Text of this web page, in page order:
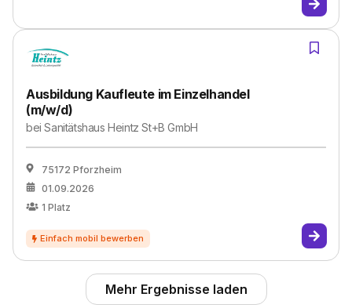
Ausbildung Kaufleute im Einzelhandel
(m/w/d)
beiSanitätshaus Heintz St+B GmbH
75172 Pforzheim
01.09.2026
1 Platz
Mehr Ergebnisse laden